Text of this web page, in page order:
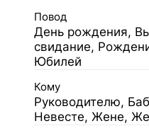
Повод
День рождения,
свидание,
Юбилей
Кому
Руководителю,
Невесте, Жене,